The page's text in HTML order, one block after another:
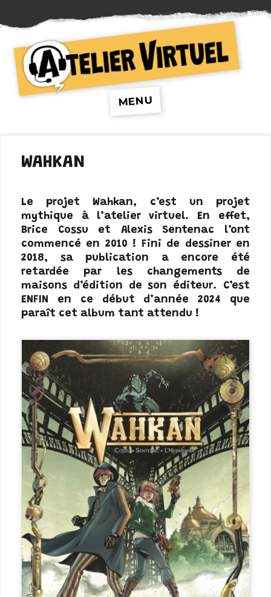
Atelier VirtuelMENU
WAHKAN
Le projet Wahkan, c’est un projet
mythique à l’atelier virtuel. En effet,
Brice Cossu et Alexis Sentenac l’ont
commencé en 2010 ! Fini de dessiner en
2018, sa publication a encore été
retardée par les changements de
maisons d’édition de son éditeur. C’est
ENFIN en ce début d’année 2024 que
paraît cet album tant attendu !